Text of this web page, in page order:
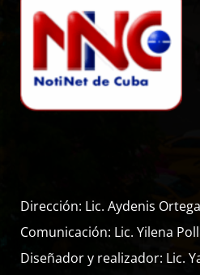
Dirección: Lic. Aydenis
Comunicación: Lic. Yilena
Diseñador y realizador: Lic.